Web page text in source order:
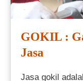
GOKIL :
Jasa
Jasa gokil